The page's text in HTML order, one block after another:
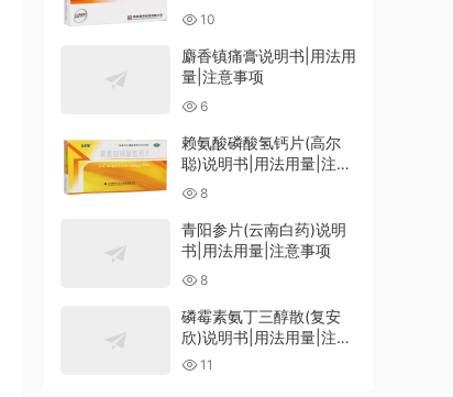
事项
10
麝香镇痛膏说明书|用法用
量|注意事项
6
赖氨酸磷酸氢钙片(高尔
聪)说明书|用法用量|注意
事项
8
青阳参片(云南白药)说明
书|用法用量|注意事项
8
磷霉素氨丁三醇散(复安
欣)说明书|用法用量|注意
事项
11